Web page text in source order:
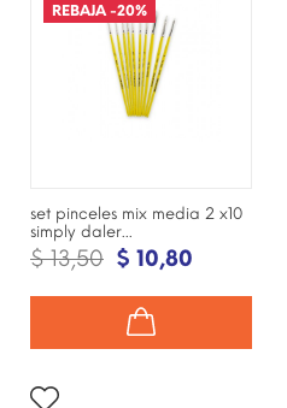
REBAJA-20%
set pinceles mix media 2 x10
simply daler...
$ 13,50 $ 10,80